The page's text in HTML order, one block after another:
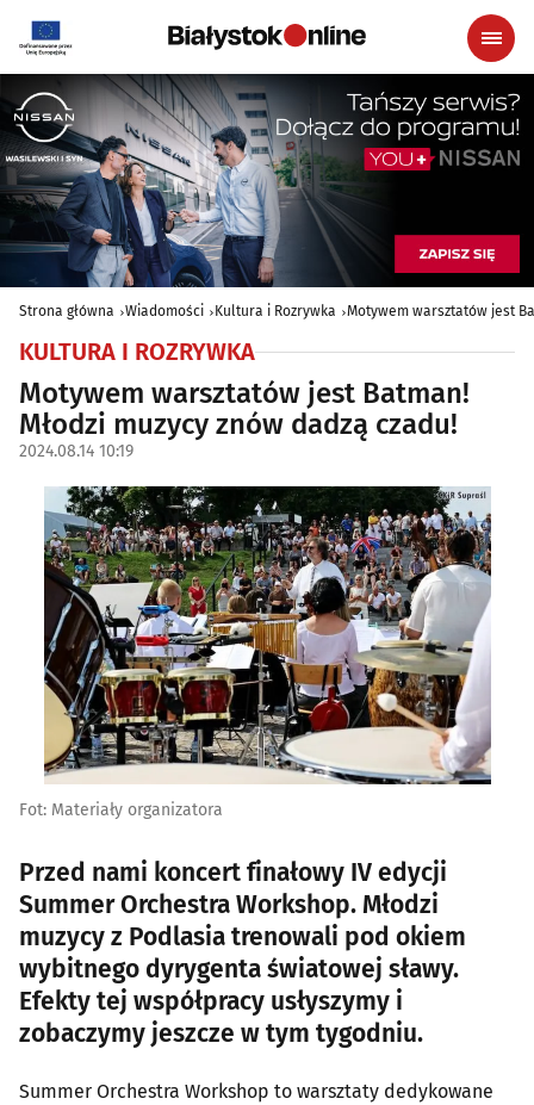
Strona główna Wiadomości Kultura i Rozrywka Motywem warsztatów jest
KULTURA I ROZRYWKA
Motywem warsztatów jest Batman!
Młodzi muzycy znów dadzą czadu!
2024.08.14 10:19
Fot: Materiały organizatora
Przed nami koncert finałowy IV edycji
Summer Orchestra Workshop. Młodzi
muzycy z Podlasia trenowali pod okiem
wybitnego dyrygenta światowej sławy.
Efekty tej współpracy usłyszymy i
zobaczymy jeszcze w tym tygodniu.
Summer Orchestra Workshop to warsztaty dedykowane